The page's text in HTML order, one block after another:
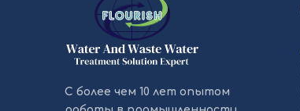
С более чем 10 лет опытом